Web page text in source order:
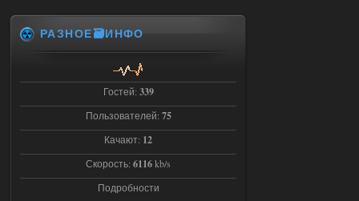
STCoP WP 3.4
Stalker-Mods-Clan-su
Объединенный Пак 2 + OGSR +
STCoP WP 3.4
РАЗНОЕ🗃️ИНФО
Гостей: 339
Пользователей: 75
Качают: 12
Скорость: 6116kb/s
Подробности